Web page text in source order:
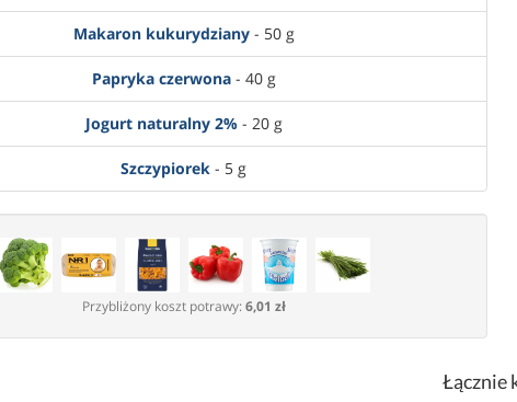
Makaron kukurydziany- 50 g
Papryka czerwona- 40 g
Jogurt naturalny 2%- 20 g
Szczypiorek - 5 g
Przybliżony koszt potrawy:6,01 zł
Łącznie